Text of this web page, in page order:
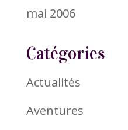
mai 2006
Catégories
Actualités
Aventures